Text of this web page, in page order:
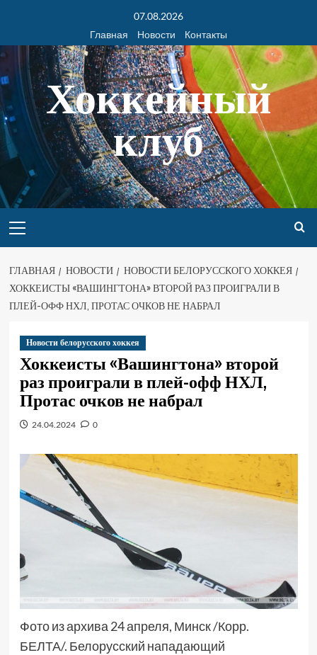
07.08.2026
Главная
Новости Контакты
Хоккейный
клуб
ГЛАВНАЯ НОВОСТИ
НОВОСТИ БЕЛОРУССКОГО ХОККЕЯ
ХОККЕИСТЫ «ВАШИНГТОНА» ВТОРОЙ РАЗ ПРОИГРАЛИ В
ПЛЕЙ-ОФФ НХЛ, ПРОТАС ОЧКОВ НЕ НАБРАЛ
Новости белорусского хоккея
Хоккеисты «Вашингтона» второй
раз проиграли в плей-офф НХЛ,
Протас очков не набрал
24.04.2024 0
Фото из архива 24 апреля, Минск /Корр.
БЕЛТА/. Белорусский нападающий